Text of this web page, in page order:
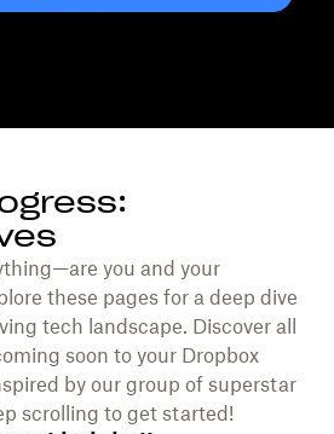
you and your
these pages for a deep dive
tech landscape. Discover all
soon to your Dropbox
by our group of superstar
scrolling to get started!